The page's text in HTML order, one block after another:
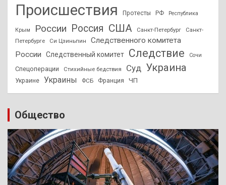
Происшествия Протесты РФ Республика
Крым России Россия США Санкт-Петербург
Санкт-
Петербурге
Си Цзиньпин
Следственного комитета
России
Следственный комитет Следствие Сочи
Спецоперации Стихийные бедствия Суд Украина
Украине Украины ФСБ Франция ЧП
Общество